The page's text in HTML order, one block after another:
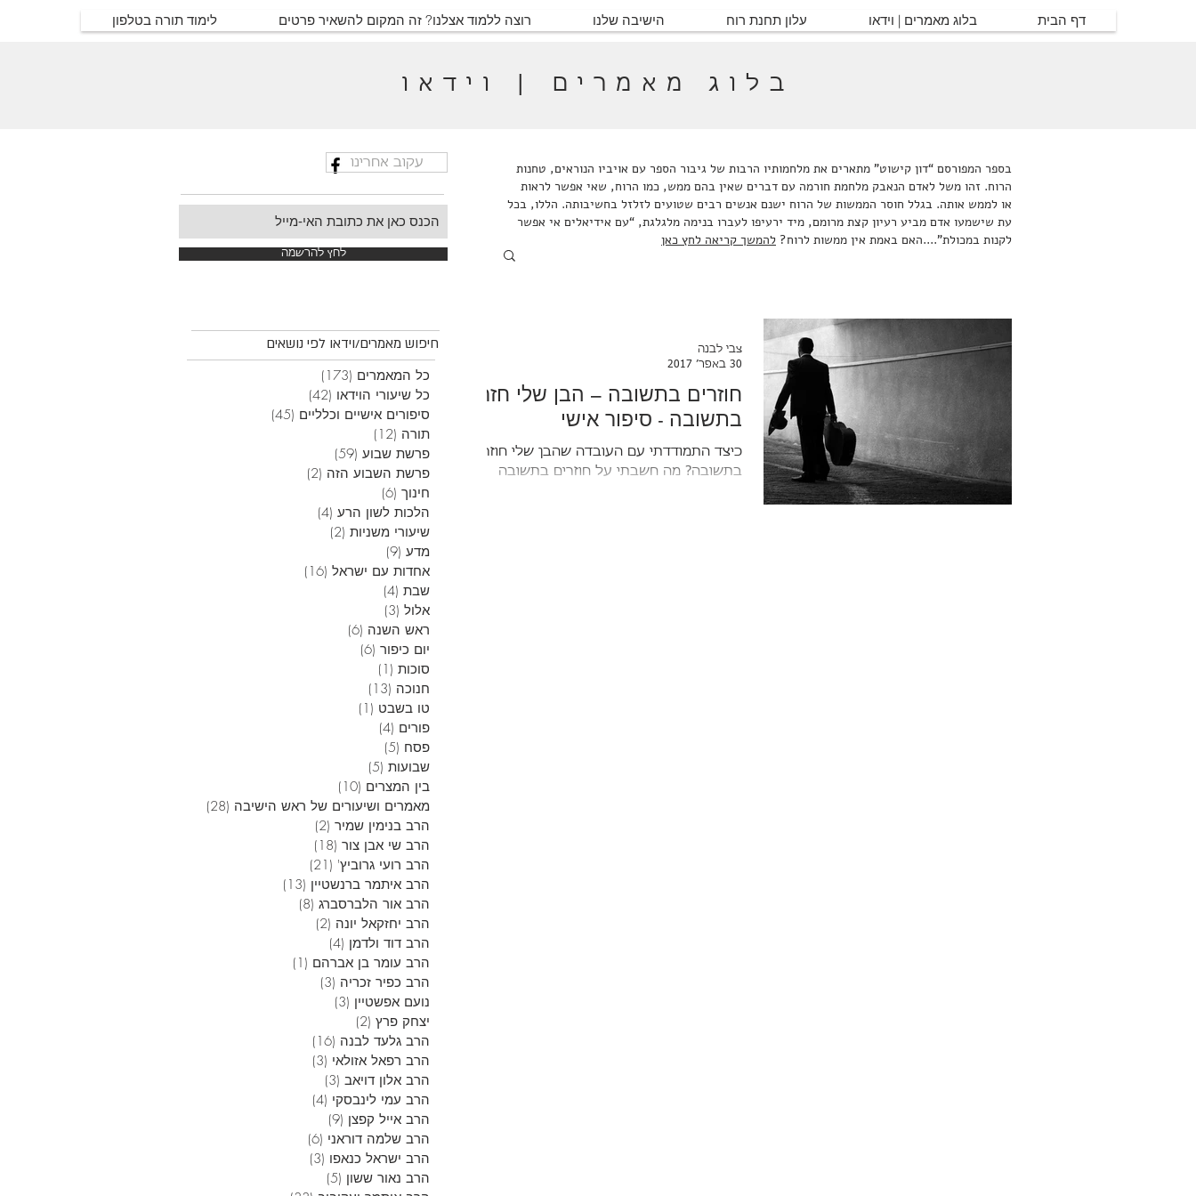
דף הבית בלוג מאמרים | וידאו עלון תחנת רוח הישיבה שלנו רוצה ללמוד אצלנו? זה המקום להשאיר פרטים לימוד תורה בטלפון
בלוג מאמרים | וידאו
לחץ להרשמה
עקוב אחרינו
חיפוש מאמרים/וידאו לפי נושאים
כל המאמרים (173)
כל שיעורי הוידאו (42)
סיפורים אישיים וכלליים (45)
תורה (12)
פרשת שבוע (59)
פרשת השבוע הזה (2)
חינוך (6)
הלכות לשון הרע (4)
שיעורי משניות (2)
מדע (9)
אחדות עם ישראל (16)
שבת (4)
אלול (3)
ראש השנה (6)
יום כיפור (6)
סוכות (1)
חנוכה (13)
טו בשבט (1)
פורים (4)
פסח (5)
שבועות (5)
בין המצרים (10)
מאמרים ושיעורים של ראש הישיבה (28)
הרב בנימין שמיר (2)
הרב שי אבן צור (18)
הרב רועי גרוביץ' (21)
הרב איתמר ברנשטיין (13)
הרב אור הלברסברג (8)
הרב יחזקאל יונה (2)
הרב דוד ולדמן (4)
הרב עומר בן אברהם (1)
הרב כפיר זכריה (3)
נועם אפשטיין (3)
יצחק פרץ (2)
הרב גלעד לבנה (16)
הרב רפאל אזולאי (3)
הרב אלון דויאב (3)
הרב עמי לינבסקי (4)
הרב אייל קפצן (9)
הרב שלמה דוראני (6)
הרב ישראל כנאפו (3)
הרב נאור ששון (5)
בספר המפורסם “דון קישוט” מתארים את מלחמותיו הרבות של גיבור הספר עם אויביו הנוראים, טחנות
הרוח. זהו משל לאדם הנאבק מלחמת חורמה עם דברים שאין בהם ממש, כמו הרוח, שאי אפשר לראות
או לממש אותה. בגלל חוסר הממשות של הרוח ישנם אנשים רבים שטועים לזלזל בחשיבותה. הללו, בכל
עת שישמעו אדם מביע רעיון קצת מרומם, מיד ירעיפו לעברו בנימה מלגלגת, “עם אידיאלים אי אפשר
לקנות במכולת”....האם באמת אין ממשות לרוח? להמשך קריאה לחץ כאן
חוזרים בתשובה – הבן שלי חזר
בתשובה - סיפור אישי
כיצד התמודדתי עם העובדה שהבן שלי חוזר
בתשובה? מה חשבתי על חוזרים בתשובה
צבי לבנה
30 באפר׳ 2017